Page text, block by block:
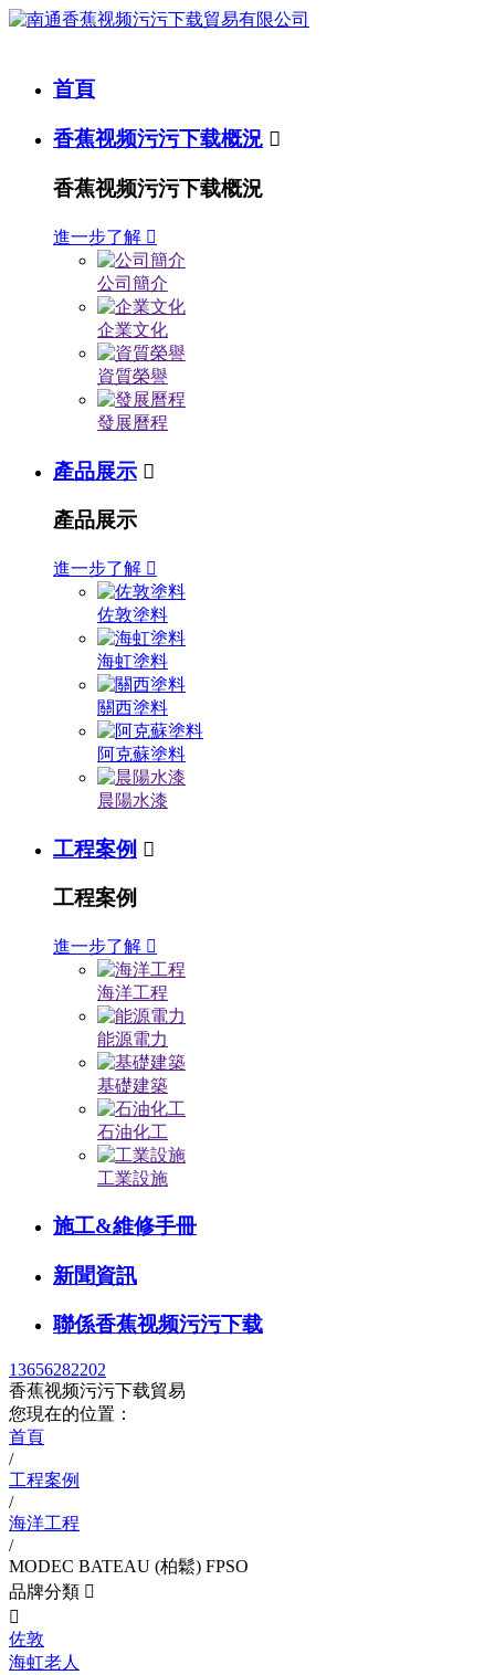
首頁
香蕉视频污污下载概況 
香蕉视频污污下载概況
進一步了解 
公司簡介
企業文化
資質榮譽
發展曆程
產品展示 
產品展示
進一步了解 
佐敦塗料
海虹塗料
關西塗料
阿克蘇塗料
晨陽水漆
工程案例 
工程案例
進一步了解 
海洋工程
能源電力
基礎建築
石油化工
工業設施
施工&維修手冊
新聞資訊
聯係香蕉视频污污下载
13656282202
香蕉视频污污下载貿易
您現在的位置：
首頁
/
工程案例
/
海洋工程
/
MODEC BATEAU (柏鬆) FPSO
品牌分類 

佐敦
海虹老人